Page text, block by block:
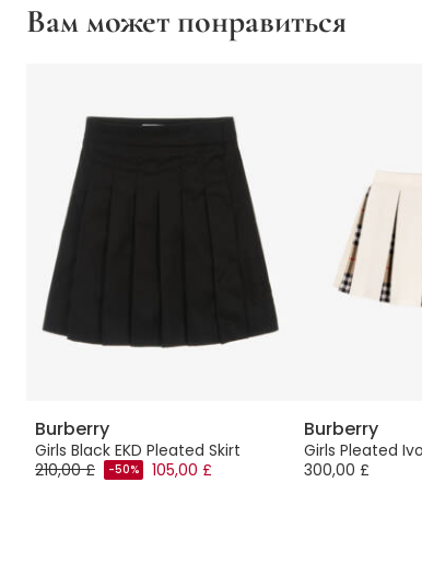
Вам может понравиться
Burberry
Girls Black EKD Pleated Skirt
210,00 £
-50% 105,00 £
Burberry
Girls Pleated
300,00 £